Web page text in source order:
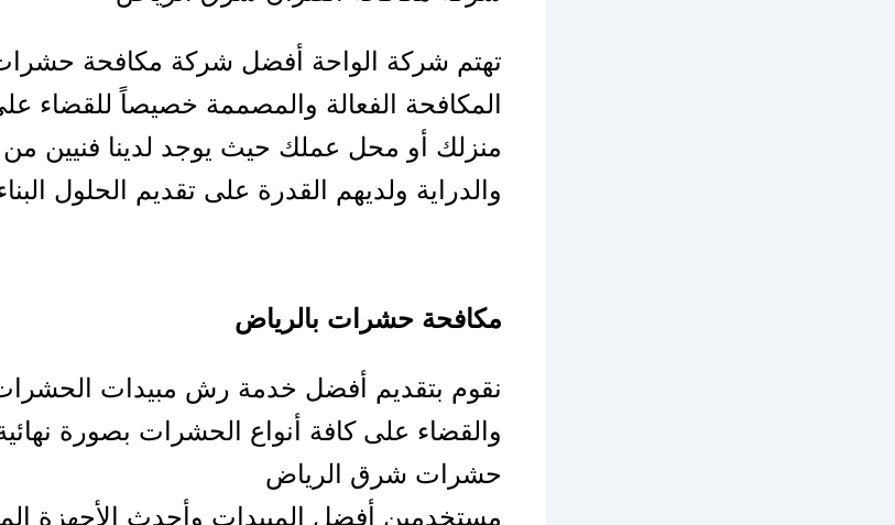
تهتم شركة الواحة أفضل شركة مكافحة
المكافحة الفعالة والمصممة خصيصاً للقضاء
منزلك أو محل عملك حيث يوجد لدينا فنيين
والدراية ولديهم القدرة على تقديم الحلول
مكافحة حشرات بالرياض
نقوم بتقديم أفضل خدمة رش مبيدات
والقضاء على كافة أنواع الحشرات بصورة
حشرات شرق الرياض
مستخدمين أفضل المبيدات وأحدث الأجهزة